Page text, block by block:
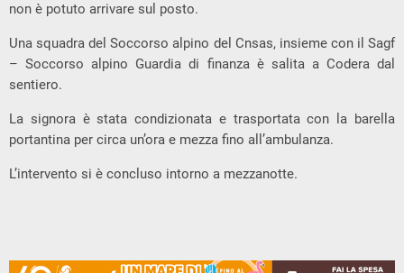
non è potuto arrivare sul posto.
Una squadra del Soccorso alpino del Cnsas, insieme con il Sagf
– Soccorso alpino Guardia di finanza è salita a Codera dal
sentiero.
La signora è stata condizionata e trasportata con la barella
portantina per circa un’ora e mezza fino all’ambulanza.
L’intervento si è concluso intorno a mezzanotte.